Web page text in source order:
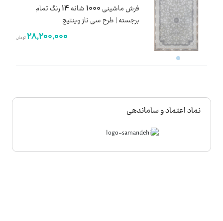
فرش ماشینی 1000 شانه 14 رنگ تمام
برجسته | طرح سی ناز وینتیج
28,200,000تومان
نماد اعتماد و ساماندهی